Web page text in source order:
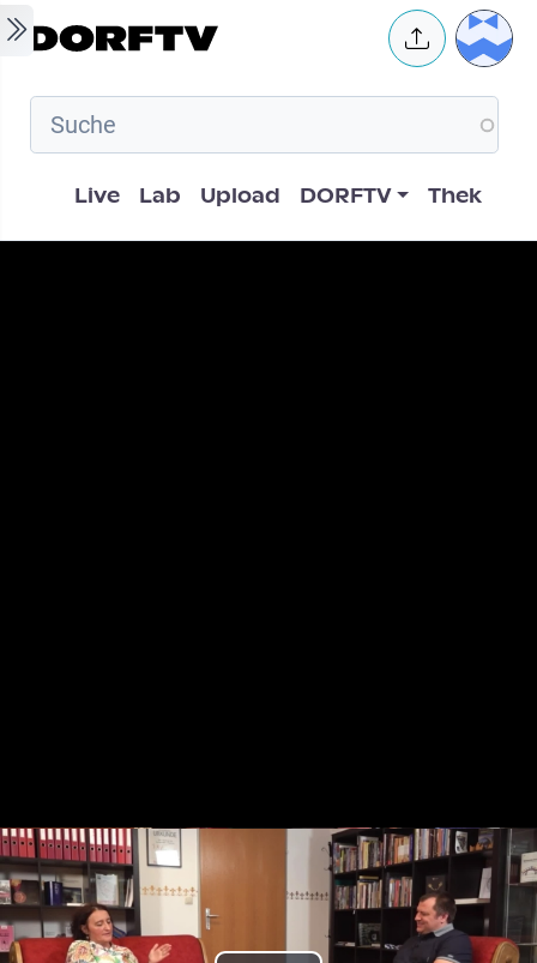
Skip to main content User
Hauptnavigation
Live Lab Upload DORFTV Thek